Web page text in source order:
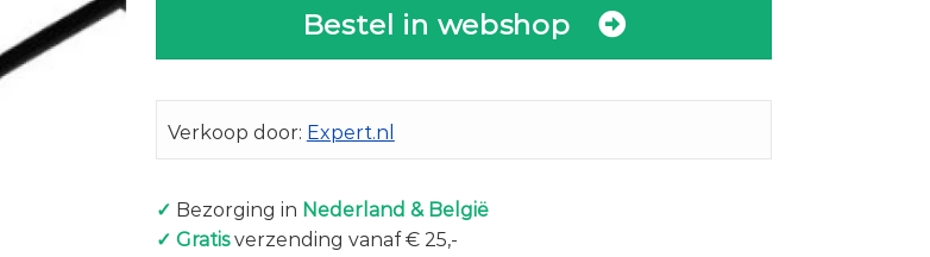
Bestel in webshop
Verkoop door: Expert.nl
✓ Bezorging in Nederland & België
✓ Gratisverzending vanaf € 25,-